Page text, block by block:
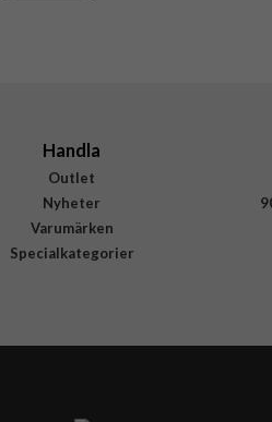
Handla
Outlet
Nyheter
Varumärken
Specialkategorier